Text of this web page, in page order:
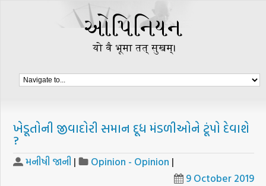
ખેડૂતોની જીવાદોરી સમાન દૂધ મંડળીઓને ટૂંપો દેવાશે
?
મનીષી જાની | Opinion - Opinion |
9 October 2019